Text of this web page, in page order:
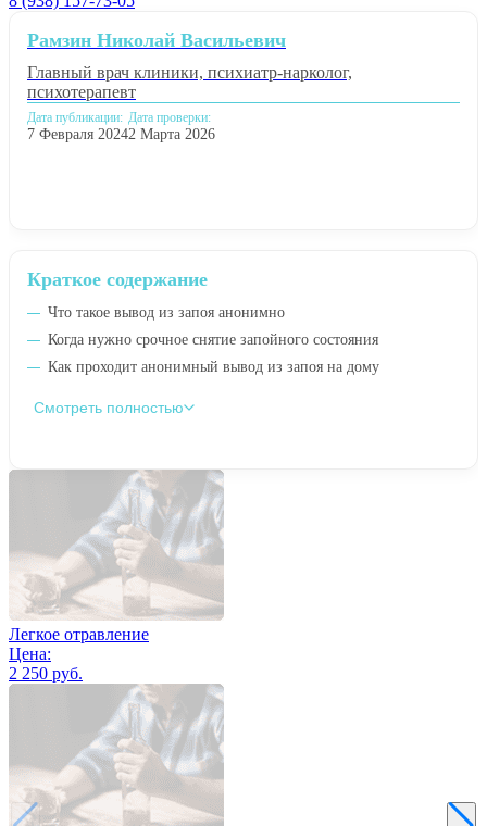
Краткое содержание
Что такое вывод из запоя анонимно
Когда нужно срочное снятие запойного состояния
Как проходит анонимный вывод из запоя на дому
Смотреть полностью
Рамзин Николай Васильевич
Главный врач клиники, психиатр-нарколог,
психотерапевт
Дата публикации:
7 Февраля 2024
Дата проверки:
2 Марта 2026
Легкое отравление
Цена:
2 250 руб.